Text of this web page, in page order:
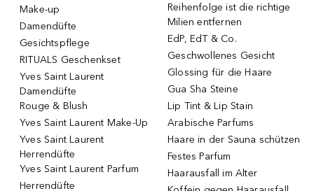
Make-up
Damendüfte
Gesichtspflege
RITUALS Geschenkset
Yves Saint Laurent
Damendüfte
Rouge & Blush
Yves Saint Laurent Make-Up
Yves Saint Laurent
Herrendüfte
Yves Saint Laurent Parfum
Herrendüfte
Reihenfolge ist die richtige
Milien entfernen
EdP, EdT & Co.
Geschwollenes Gesicht
Glossing für die Haare
Gua Sha Steine
Lip Tint & Lip Stain
Arabische Parfums
Haare in der Sauna schützen
Festes Parfum
Haarausfall im Alter